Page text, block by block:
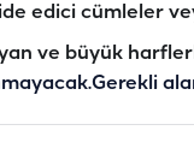
edici cümleler
ve büyük
Gerekli